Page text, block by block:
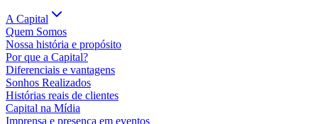
A Capital
Quem Somos
Nossa história e propósito
Por que a Capital?
Diferenciais e vantagens
Sonhos Realizados
Histórias reais de clientes
Capital na Mídia
Imprensa e presença em eventos